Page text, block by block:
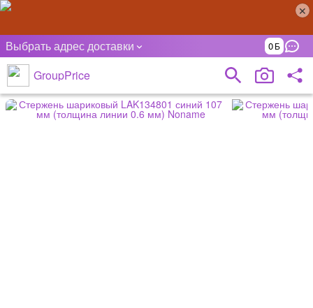
Выбрать адрес доставки 0
GroupPrice